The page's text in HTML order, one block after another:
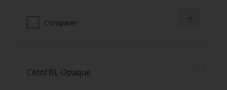
Comparer
Cetol BL Opaque